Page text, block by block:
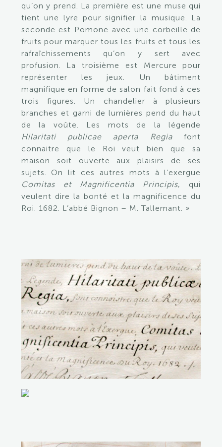
qu’on y prend. La première est une muse qui
tient une lyre pour signifier la musique. La
seconde est Pomone avec une corbeille de
fruits pour marquer tous les fruits et tous les
rafraîchissements qu’on y sert avec
profusion. La troisième est Mercure pour
représenter les jeux. Un bâtiment
magnifique en forme de salon fait fond à ces
trois figures. Un chandelier à plusieurs
branches et garni de lumières pend du haut
de la voûte. Les mots de la légende
Hilaritati publicae aperta Regiafont
connaitre que le Roi veut bien que sa
maison soit ouverte aux plaisirs de ses
sujets. On lit ces autres mots à l’exergue
Comitas et Magnificentia Principis, qui
veulent dire la bonté et la magnificence du
Roi. 1682. L’abbé Bignon – M. Tallemant. »